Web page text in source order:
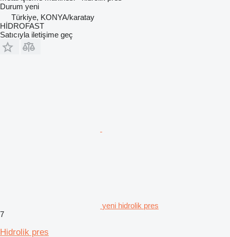
Durum yeni
Türkiye, KONYA/karatay
HİDROFAST
Satıcıyla iletişime geç
yeni hidrolik pres
7
Hidrolik pres